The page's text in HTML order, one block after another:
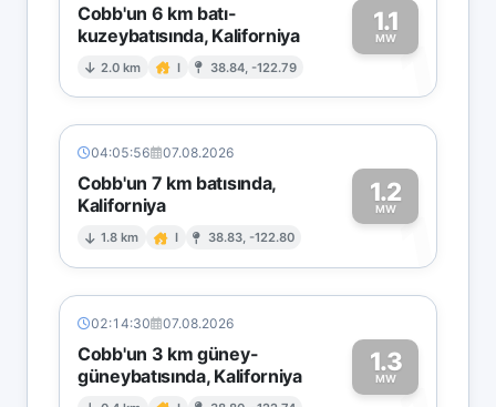
Cobb'un 6 km batı-
kuzeybatısında, Kaliforniya
2.0 km I 38.84, -122.79
1.1
MW1
04:05:56 07.08.2026
Cobb'un 7 km batısında,
Kaliforniya
1.8 km I 38.83, -122.80
1.2
MW1
02:14:30 07.08.2026
Cobb'un 3 km güney-
güneybatısında, Kaliforniya
1.3
MW